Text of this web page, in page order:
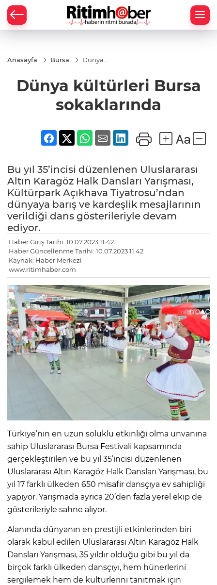
Anasayfa Bursa
Dünya
sokaklarında
Dünya kültürleri Bursa
sokaklarında
Bu yıl 35’incisi düzenlenen Uluslararası
Altın Karagöz Halk Dansları Yarışması,
Kültürpark Açıkhava Tiyatrosu’ndan
dünyaya barış ve kardeşlik mesajlarının
verildiği dans gösterileriyle devam
ediyor.
Haber Giriş Tarihi: 10.07.2023 11:42
Haber Güncellenme Tarihi: 10.07.2023 11:42
Kaynak: Haber Merkezi
www.ritimhaber.com
Türkiye’nin en uzun soluklu etkinliği olma unvanına
sahip Uluslararası Bursa Festivali kapsamında
gerçekleştirilen ve bu yıl 35’incisi düzenlenen
Uluslararası Altın Karagöz Halk Dansları Yarışması, bu
yıl 17 farklı ülkeden 650 misafir dansçıya ev sahipliği
yapıyor. Yarışmada ayrıca 20’den fazla yerel ekip de
gösterileriyle sahne alıyor.
Alanında dünyanın en prestijli etkinlerinden biri
olarak kabul edilen Uluslararası Altın Karagöz Halk
Dansları Yarışması, 35 yıldır olduğu gibi bu yıl da
birçok farklı ülkeden dansçıyı, hem hünerlerini
sergilemek hem de kültürlerini tanıtmak için